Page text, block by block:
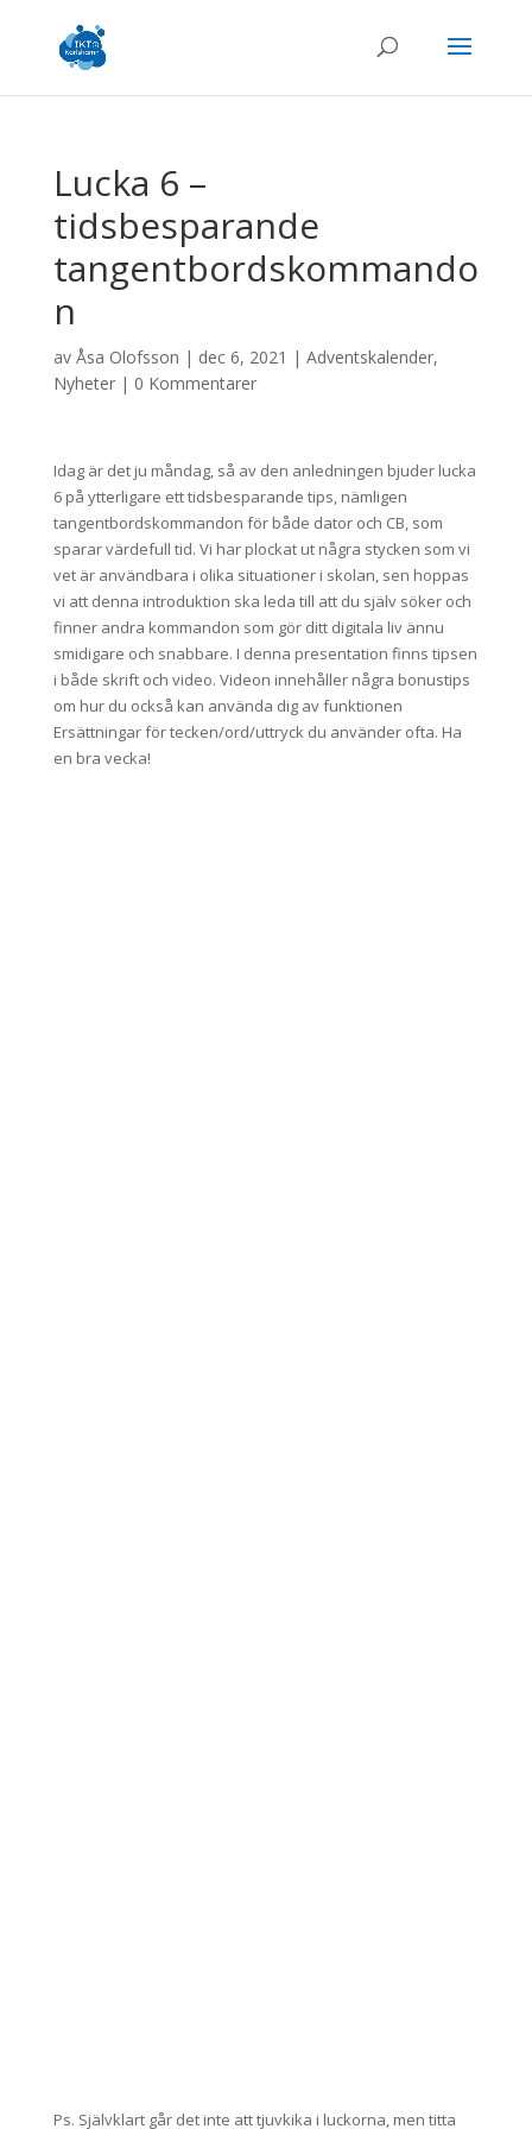
Lucka 6 –
tidsbesparande
tangentbordskommando
n
av Åsa Olofsson | dec 6, 2021 | Adventskalender,
Nyheter| 0 Kommentarer
Idag är det ju måndag, så av den anledningen bjuder lucka
6 på ytterligare ett tidsbesparande tips, nämligen
tangentbordskommandon för både dator och CB, som
sparar värdefull tid. Vi har plockat ut några stycken som vi
vet är användbara i olika situationer i skolan, sen hoppas
vi att denna introduktion ska leda till att du själv söker och
finner andra kommandon som gör ditt digitala liv ännu
smidigare och snabbare. I denna presentation finns tipsen
i både skrift och video. Videon innehåller några bonustips
om hur du också kan använda dig av funktionen
Ersättningar för tecken/ord/uttryck du använder ofta. Ha
en bra vecka!
Ps. Självklart går det inte att tjuvkika i luckorna, men titta